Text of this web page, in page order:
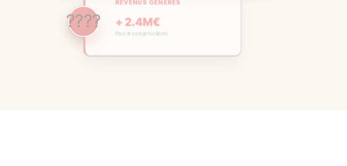
🚀
CAMPAGNES ACTIVES
150
Actuellement en charge de la gestion